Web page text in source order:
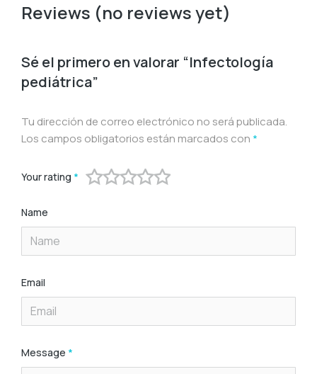
Reviews (no reviews yet)
Sé el primero en valorar “Infectología
pediátrica”
Tu dirección de correo electrónico no será publicada.
Los campos obligatorios están marcados con *
Your rating *
Name
Email
Message *